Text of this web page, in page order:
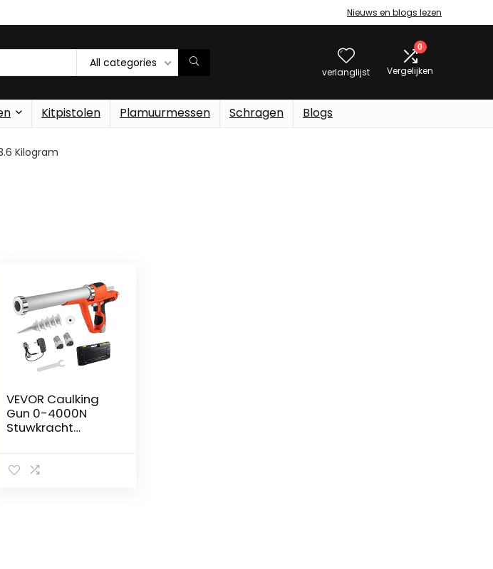
Nieuws en blogs lezen
All categories
verlanglijst
0
Vergelijken
Kitpistolen Plamuurmessen Schragen Blogs
Kilogram
VEVOR Caulking
Gun 0-4000N
Stuwkracht
Perfect voor het